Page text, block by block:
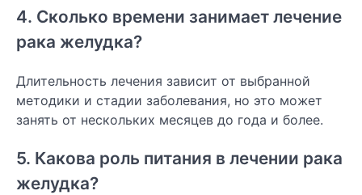
4. Сколько времени занимает лечение
рака желудка?
Длительность лечения зависит от выбранной
методики и стадии заболевания, но это может
занять от нескольких месяцев до года и более.
5. Какова роль питания в лечении рака
желудка?